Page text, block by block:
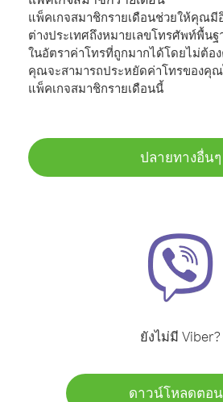
แพ็คเกจสมาชิกรายเดือนช่วยให้คุณมี
ต่างประเทศถึงหมายเลขโทรศัพท์พื้น
ในอัตราค่าโทรที่ถูกมากได้โดยไม่ต้อ
คุณจะสามารถประหยัดค่าโทรของคุ
แพ็คเกจสมาชิกรายเดือนนี้
ปลายทางอื่นๆ
ยังไม่มี Viber?
ดาวน์โหลดตอ